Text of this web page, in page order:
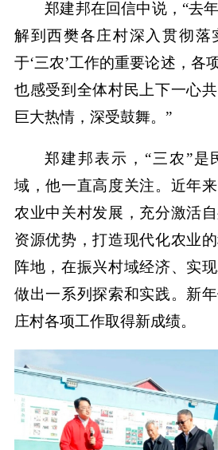
郑建邦在回信中说，“去
解到西樊各庄村深入贯彻落
于‘三农’工作的重要论述，各
也感受到全体村民上下一心
巨大热情，深受鼓舞。”
郑建邦表示，“三农”是
域，他一直高度关注。近年
农业中关村发展，充分激活
资源优势，打造现代化农业
阵地，在振兴村域经济、实
做出一系列探索和实践。新
庄村各项工作取得新成绩。